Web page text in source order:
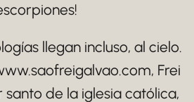
llegan incluso, al cielo.
Frei
de la iglesia católica,